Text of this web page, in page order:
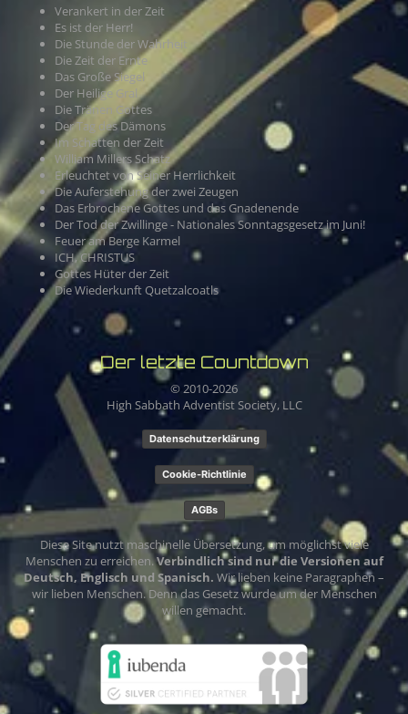
Verankert in der Zeit
Es ist der Herr!
Die Stunde der Wahrheit
Die Zeit der Ernte
Das Große Siegel
Der Heilige Gral
Die Tränen Gottes
Der Tag des Dämons
Im Schatten der Zeit
William Millers Schatz
Erleuchtet von Seiner Herrlichkeit
Die Auferstehung der zwei Zeugen
Das Erbrochene Gottes und das Gnadenende
Der Tod der Zwillinge - Nationales Sonntagsgesetz im Juni!
Feuer am Berge Karmel
ICH, CHRISTUS
Gottes Hüter der Zeit
Die Wiederkunft Quetzalcoatls
Der letzte Countdown
© 2010-2026
High Sabbath Adventist Society, LLC
Datenschutzerklärung
Cookie-Richtlinie
AGBs
Diese Site nutzt maschinelle Übersetzung, um möglichst viele
Menschen zu erreichen.Verbindlich sind nur die Versionen auf
Deutsch, Englisch und Spanisch. Wir lieben keine Paragraphen –
wir lieben Menschen. Denn das Gesetz wurde um der Menschen
willen gemacht.